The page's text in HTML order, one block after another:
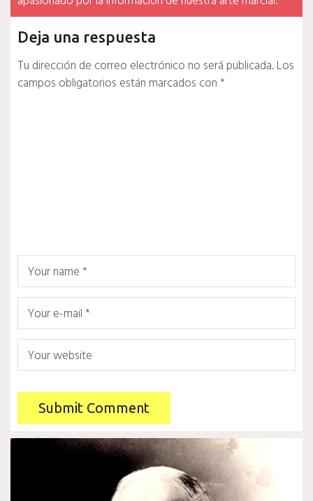
Deja una respuesta
Tu dirección de correo electrónico no será publicada.Los
campos obligatorios están marcados con*